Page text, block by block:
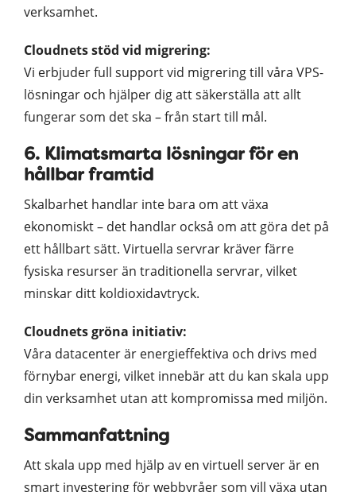
verksamhet.
Cloudnets stöd vid migrering:
Vi erbjuder full support vid migrering till våra VPS-
lösningar och hjälper dig att säkerställa att allt
fungerar som det ska – från start till mål.
6. Klimatsmarta lösningar för en
hållbar framtid
Skalbarhet handlar inte bara om att växa
ekonomiskt – det handlar också om att göra det på
ett hållbart sätt. Virtuella servrar kräver färre
fysiska resurser än traditionella servrar, vilket
minskar ditt koldioxidavtryck.
Cloudnets gröna initiativ:
Våra datacenter är energieffektiva och drivs med
förnybar energi, vilket innebär att du kan skala upp
din verksamhet utan att kompromissa med miljön.
Sammanfattning
Att skala upp med hjälp av en virtuell server är en
smart investering för webbyråer som vill växa utan